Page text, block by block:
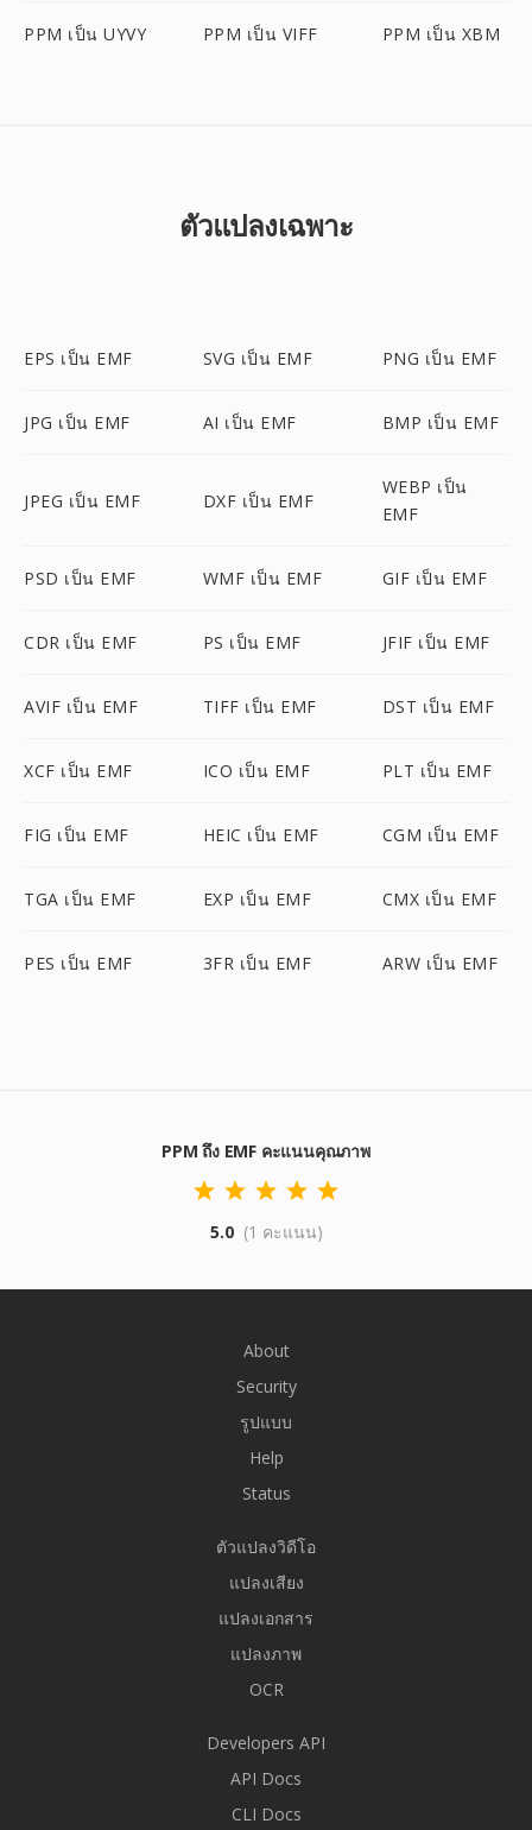
PPM เป็น UYVY PPM เป็น VIFF PPM เป็น XBM
ตัวแปลงเฉพาะ
EPS เป็น EMF SVG เป็น EMF PNG เป็น EMF
JPG เป็น EMF AI เป็น EMF BMP เป็น EMF
JPEG เป็น EMF DXF เป็น EMF
WEBP เป็น
EMF
PSD เป็น EMF WMF เป็น EMF GIF เป็น EMF
CDR เป็น EMF PS เป็น EMF JFIF เป็น EMF
AVIF เป็น EMF TIFF เป็น EMF DST เป็น EMF
XCF เป็น EMF ICO เป็น EMF PLT เป็น EMF
FIG เป็น EMF HEIC เป็น EMF CGM เป็น EMF
TGA เป็น EMF EXP เป็น EMF CMX เป็น EMF
PES เป็น EMF 3FR เป็น EMF ARW เป็น EMF
PPM ถึง EMF คะแนนคุณภาพ
5.0 (1 คะแนน)
About
Security
รูปแบบ
Help
Status
ตัวแปลงวิดีโอ
แปลงเสียง
แปลงเอกสาร
แปลงภาพ
OCR
Developers API
API Docs
CLI Docs